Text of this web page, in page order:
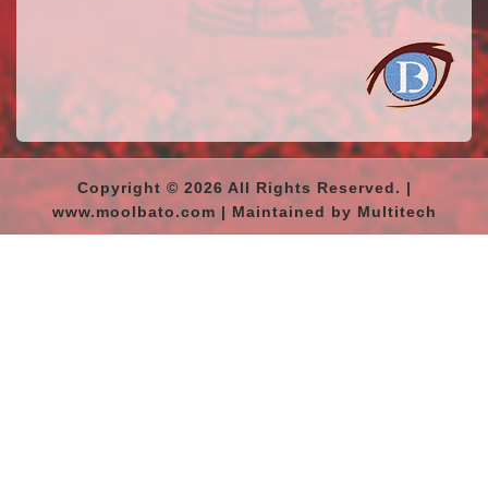
Copyright © 2026 All Rights Reserved. |
www.moolbato.com | Maintained by Multitech